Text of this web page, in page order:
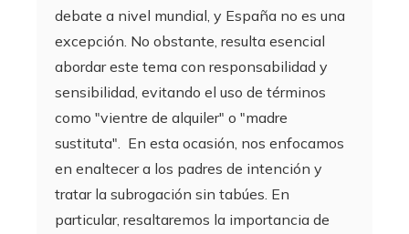
debate a nivel mundial, y España no es una
excepción. No obstante, resulta esencial
abordar este tema con responsabilidad y
sensibilidad, evitando el uso de términos
como "vientre de alquiler" o "madre
sustituta". En esta ocasión, nos enfocamos
en enaltecer a los padres de intención y
tratar la subrogación sin tabúes. En
particular, resaltaremos la importancia de